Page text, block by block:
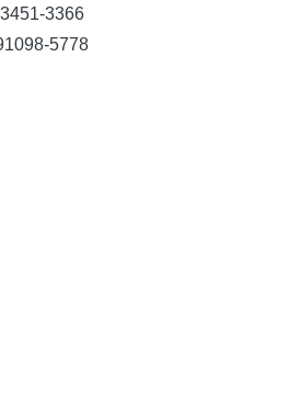
de Plástico
do Sul
3366
5778